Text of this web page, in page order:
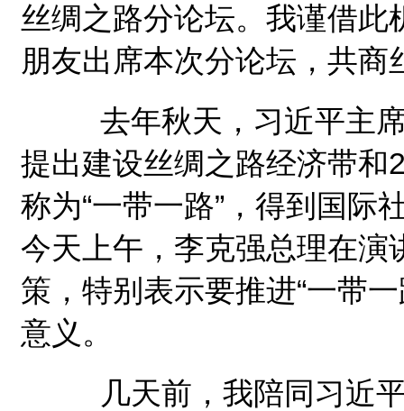
丝绸之路分论坛。我谨借
朋友出席本次分论坛，共商
去年秋天，习近平主席
提出建设丝绸之路经济带和
称为“一带一路”，得到国际
今天上午，李克强总理在
策，特别表示要推进“一带
意义。
几天前，我陪同习近平